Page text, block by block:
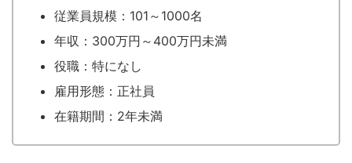
従業員規模：101～1000名
年収：300万円～400万円未満
役職：特になし
雇用形態：正社員
在籍期間：2年未満